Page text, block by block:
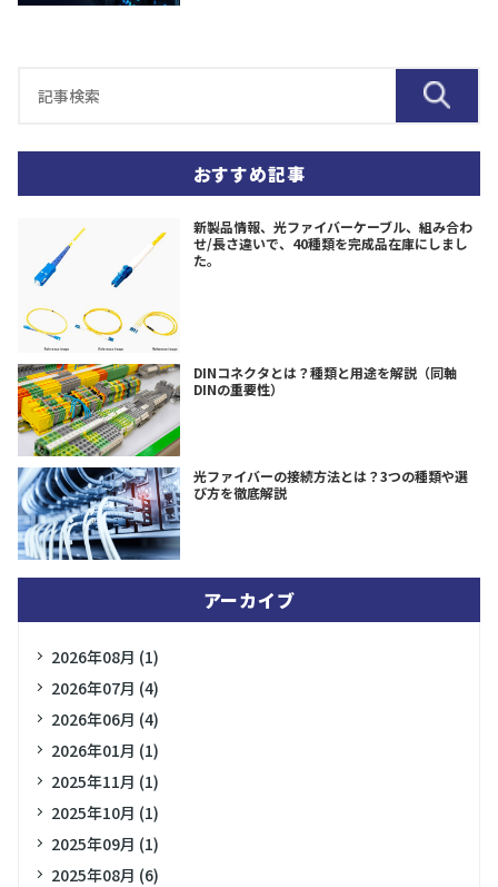
おすすめ記事
新製品情報、光ファイバーケーブル、組み合わ
せ/長さ違いで、40種類を完成品在庫にしまし
た。
DINコネクタとは？種類と用途を解説（同軸
DINの重要性）
光ファイバーの接続方法とは？3つの種類や選
び方を徹底解説
アーカイブ
2026年08月 (1)
2026年07月 (4)
2026年06月 (4)
2026年01月 (1)
2025年11月 (1)
2025年10月 (1)
2025年09月 (1)
2025年08月 (6)